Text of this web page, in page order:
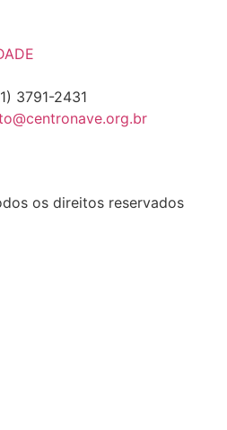
3791-2431
os direitos reservados